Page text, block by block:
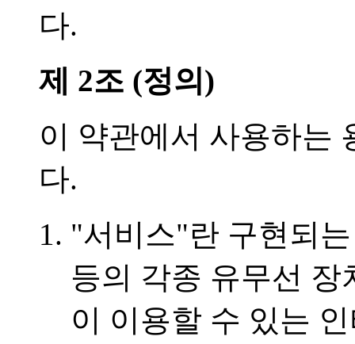
다.
제 2조 (정의)
이 약관에서 사용하는
다.
"서비스"란 구현되
등의 각종 유무선
이 이용할 수 있는